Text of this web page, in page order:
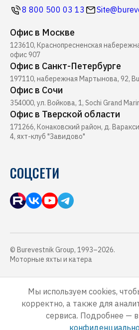
© Burevestnik Group, 1993–2026.
Моторные яхты и катера
Все бренды
Журнал Yachting
Хелипорт Буревестник
Seabob
8 800 500 03 13
Офис в Москве
123610, Краснопресненская
офис 907
Офис в Санкт-Петербурге
197110, набережная Мартынова, 92,
Офис в Сочи
354000, ул. Войкова, 1, Sochi Grand
Офис в Тверской области
171266, Конаковский район, д.
4, яхт-клуб "Завидово"
СОЦСЕТИ
информация о товарах, услугах и ценах,
носит исключительно информационный
условиях не является публичной офертой,
положениями Статьи 437 Гражданского
Мы используем cookies,
корректно, а также для
сервиса. Подробнее — в